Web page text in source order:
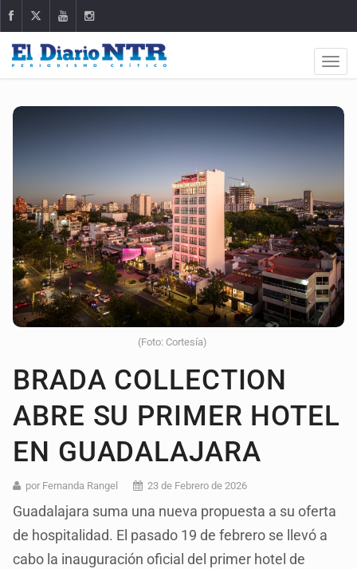
(Foto: Cortesía)
BRADA COLLECTION
ABRE SU PRIMER HOTEL
EN GUADALAJARA
por Fernanda Rangel 23 de Febrero de 2026
Guadalajara suma una nueva propuesta a su oferta
de hospitalidad. El pasado 19 de febrero se llevó a
cabo la inauguración oficial del primer hotel de